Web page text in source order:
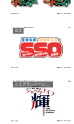
ロゴ
エイプリルフール（公式）